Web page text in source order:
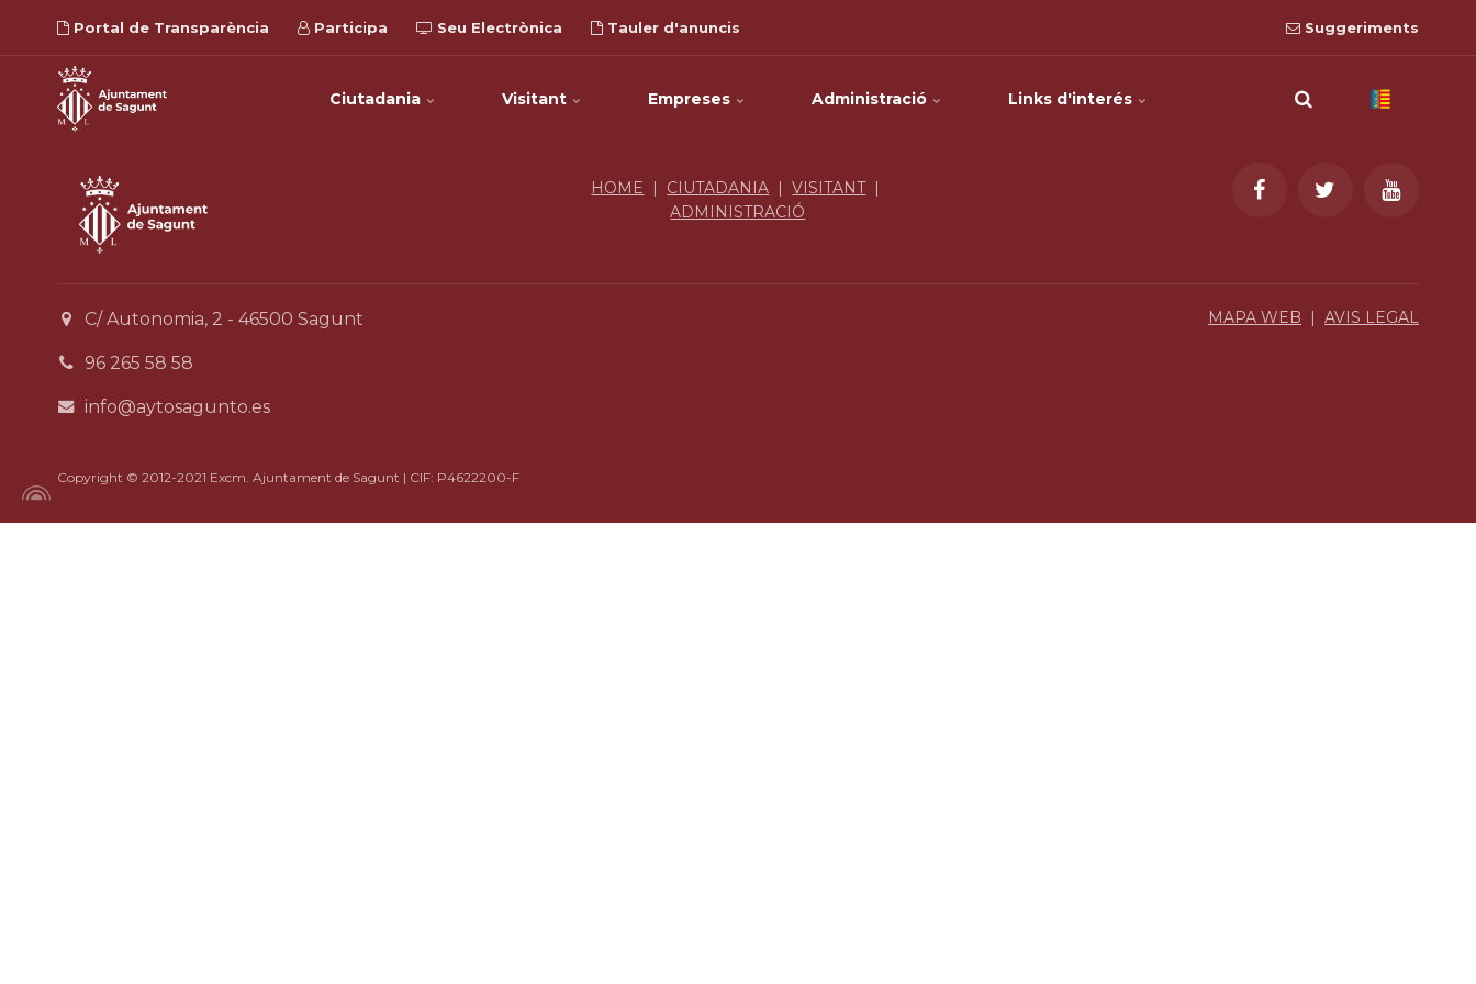
Portal de Transparència Participa Seu Electrònica Tauler d'anuncis Suggeriments
Ciutadania Visitant Empreses Administració Links d'interés
HOME | CIUTADANIA |VISITANT|
ADMINISTRACIÓ
C/ Autonomia, 2 - 46500 Sagunt
96 265 58 58
info@aytosagunto.es
MAPA WEB | AVIS LEGAL
Copyright © 2012-2021 Excm. Ajuntament de Sagunt | CIF: P4622200-F